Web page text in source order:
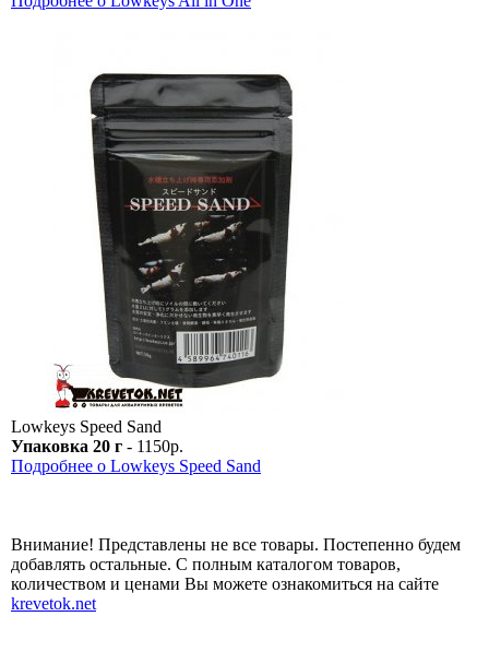
Lowkeys Speed Sand
Упаковка 20 г - 1150р.
Подробнее о Lowkeys Speed Sand
Внимание! Представлены не все товары. Постепенно будем
добавлять остальные. С полным каталогом товаров,
количеством и ценами Вы можете ознакомиться на сайте
krevetok.net